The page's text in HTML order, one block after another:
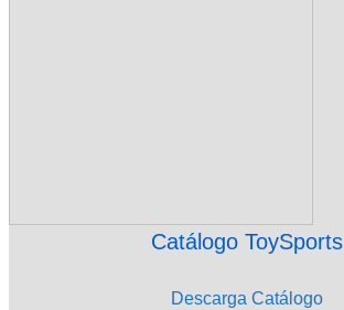
Catálogo ToySports
Descarga Catálogo